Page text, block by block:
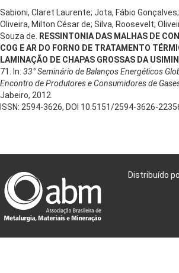
Sabioni, Claret Laurente; Jota, Fábio
Oliveira, Milton César de; Silva, Roosevelt;
Souza de.
RESSINTONIA DAS MALHAS DE
COG E AR DO FORNO DE TRATAMENTO
LAMINAÇÃO DE CHAPAS GROSSAS DA
71. In: 33° Seminário de Balanços Energéticos
Encontro de Produtores e Consumidores de
Jabeiro, 2012.
ISSN: 2594-3626, DOI 10.5151/2594-3626-
Distribuído